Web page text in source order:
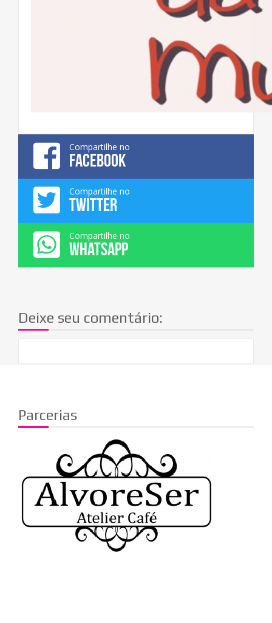
Compartilhe no
FACEBOOK
Compartilhe no
TWITTER
Compartilhe no
WHATSAPP
Deixe seu comentário:
Parcerias